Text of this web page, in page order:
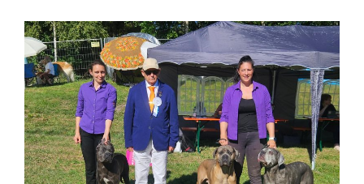
Durchmarsch und Urlaubsgefühle
in Hallbergmoos (D)!
Voller Erfolg in Arnhem (NL)!
Zino Della Dorsale sucht ein
neues Zuhause!